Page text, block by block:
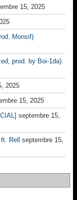
15, 2025
Monsif)
prod. by Boi-1da)
2025
15, 2025
septembre 15,
Rell
septembre 15,